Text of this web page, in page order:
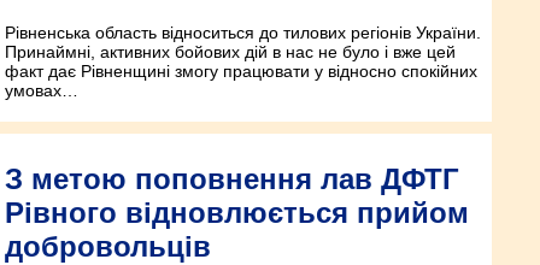
Рівненська область відноситься до тилових регіонів України.
Принаймні, активних бойових дій в нас не було і вже цей
факт дає Рівненщині змогу працювати у відносно спокійних
умовах…
З метою поповнення лав ДФТГ
Рівного відновлюється прийом
добровольців